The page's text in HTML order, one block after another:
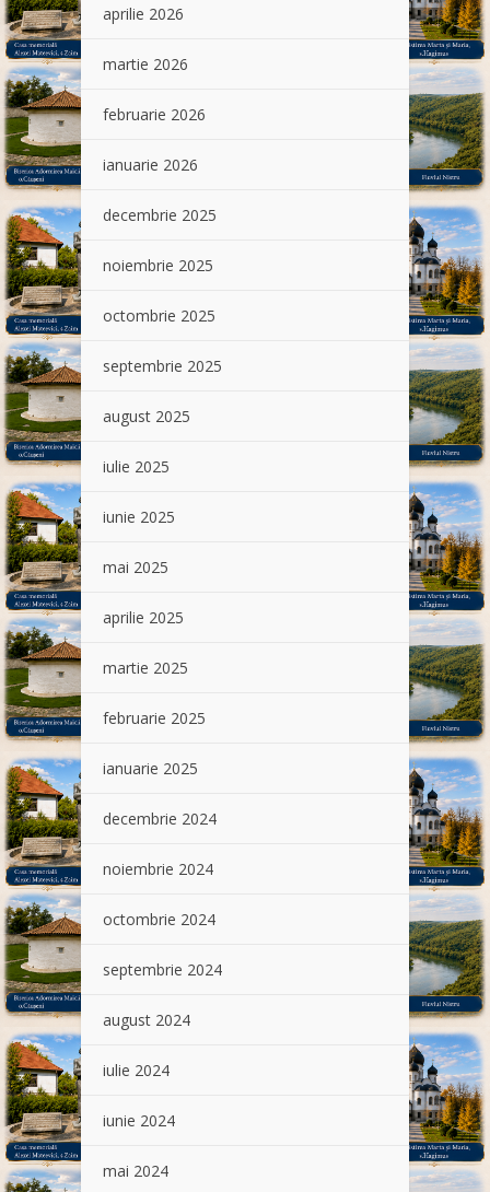
aprilie 2026
martie 2026
februarie 2026
ianuarie 2026
decembrie 2025
noiembrie 2025
octombrie 2025
septembrie 2025
august 2025
iulie 2025
iunie 2025
mai 2025
aprilie 2025
martie 2025
februarie 2025
ianuarie 2025
decembrie 2024
noiembrie 2024
octombrie 2024
septembrie 2024
august 2024
iulie 2024
iunie 2024
mai 2024